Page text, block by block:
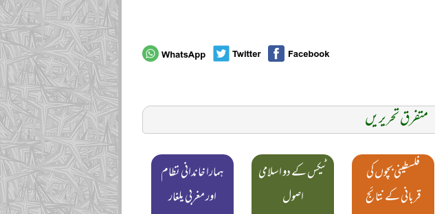
متفرق تحریریں
فلسطینی بچوں کی
قربانی کے نتائج
ٹیکس کے دو اسلامی
اصول
ہمارا خاندانی نظام
اور مغربی یلغار